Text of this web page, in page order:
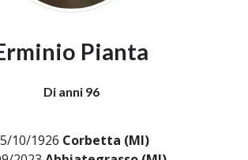
Pianta
Di anni 96
10/1926 Corbetta (MI)